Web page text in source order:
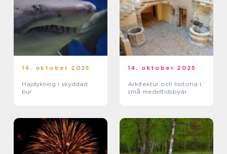
14. oktober 2025
Hajdykning i skyddad
bur
14. oktober 2025
Arkitektur och historia i
små medeltidsbyar